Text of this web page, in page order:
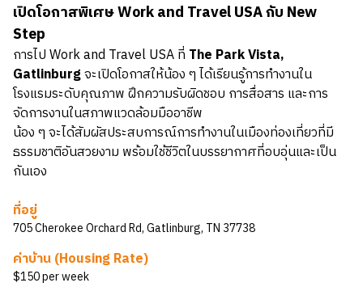
เปิดโอกาสพิเศษ Work and Travel USA กับ New
Step
การไป Work and Travel USA ที่ The Park Vista,
Gatlinburgจะเปิดโอกาสให้น้อง ๆ ได้เรียนรู้การทำงานใน
โรงแรมระดับคุณภาพ ฝึกความรับผิดชอบ การสื่อสาร และการ
จัดการงานในสภาพแวดล้อมมืออาชีพ
น้อง ๆ จะได้สัมผัสประสบการณ์การทำงานในเมืองท่องเที่ยวที่มี
ธรรมชาติอันสวยงาม พร้อมใช้ชีวิตในบรรยากาศที่อบอุ่นและเป็น
กันเอง
ที่อยู่
705 Cherokee Orchard Rd, Gatlinburg, TN 37738
ค่าบ้าน (Housing Rate)
$150 per week